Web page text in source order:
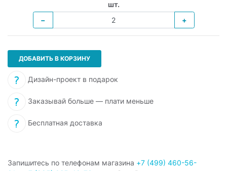
шт.
−
+
ДОБАВИТЬ В КОРЗИНУ
Дизайн-проект в подарок
Заказывай больше — плати меньше
Бесплатная доставка
Запишитесь по телефонам магазина +7 (499) 460-56-